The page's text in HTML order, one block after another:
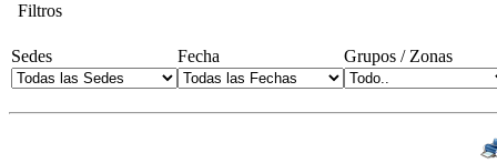
Filtros
Sedes Fecha Grupos / Zonas